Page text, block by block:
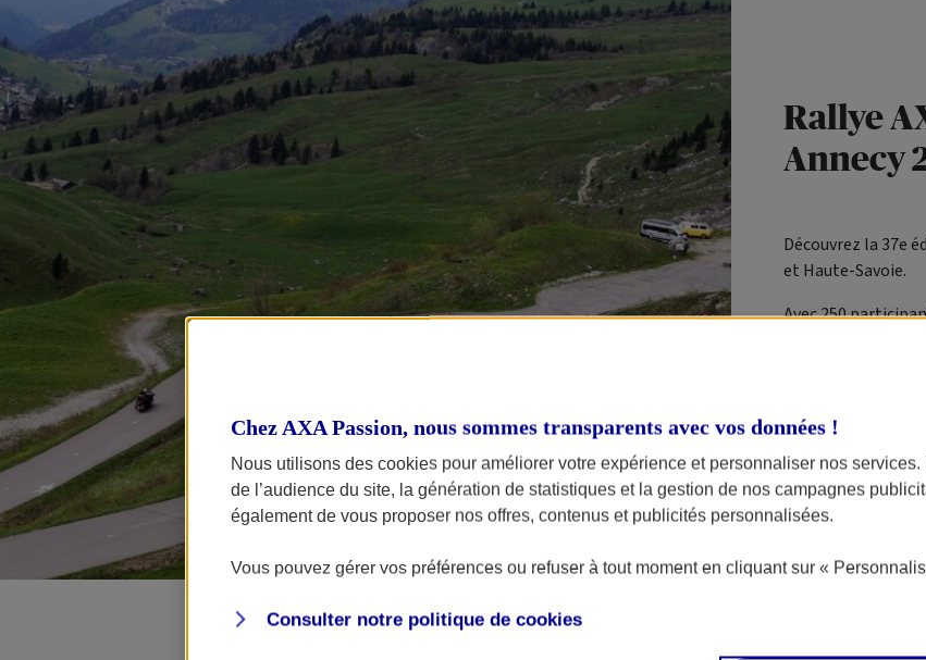
Chez AXA Passion, nous sommes transparents avec vos données !
Nous utilisons des cookies pour améliorer votre expérience et personnaliser nos
de l’audience du site, la génération de statistiques et la gestion de nos campagnes
également de vous proposer nos offres, contenus et publicités personnalisées.
Vous pouvez gérer vos préférences ou refuser à tout moment en cliquant sur «
Consulter notre politique de cookies
Rallye
Annecy
Découvrez la 37e
et Haute-Savoie.
Avec 250
montagne
passion ont
VOIR LE DÉTAIL
Retour sur